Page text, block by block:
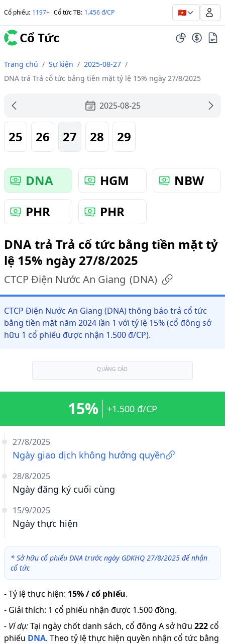
Cổ phiếu: 1197+ Cổ tức TB: 1.456 đ/CP 🇻🇳
Cổ Tức
Trang chủ / Sự kiện / 2025-08-27 /
DNA trả Trả cổ tức bằng tiền mặt tỷ lệ 15% ngày 27/8/2025
2025-08-25
25 26 27 28 29
DNA HGM
NBW
PHR
PHR
DNA trả Trả cổ tức bằng tiền mặt tỷ
lệ 15% ngày 27/8/2025
CTCP Điện Nước An Giang (DNA)
CTCP Điện Nước An Giang (DNA) thông báo trả cổ tức
bằng tiền mặt năm 2024 lần 1 với tỷ lệ 15% (cổ đông sở
hữu 1 cổ phiếu được nhận 1.500 đ/CP).
QUẢNG CÁO
27/8/2025
Ngày giao dịch không hưởng quyền
28/8/2025
Ngày đăng ký cuối cùng
15/9/2025
Ngày thực hiện
15% +1.500 đ/CP
* Sở hữu cổ phiếu DNA trước ngày GDKHQ 27/8/2025 để nhận
cổ tức
-Tỷ lệ thực hiện: 15% / cổ phiếu.
- Giải thích: 1 cổ phiếu nhận được 1.500 đồng.
- Ví dụ:Tại ngày chốt danh sách, cổ đông A sở hữu 222cổ
phiếu DNA. Theo tỷ lệ thực hiện quyền nhận cổ tức bằng